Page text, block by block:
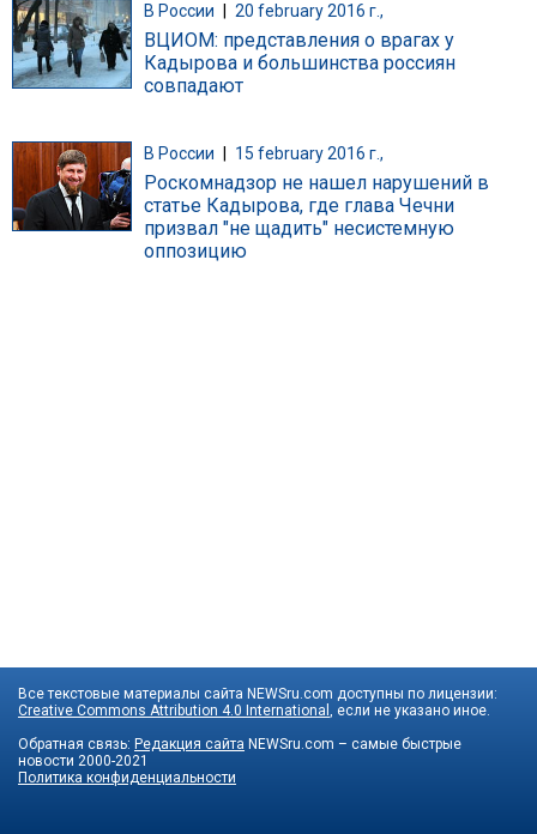
В России 20 february 2016 г.,
ВЦИОМ: представления о врагах у
Кадырова и большинства россиян
совпадают
В России 15 february 2016 г.,
Роскомнадзор не нашел нарушений в
статье Кадырова, где глава Чечни
призвал "не щадить" несистемную
оппозицию
Все текстовые материалы сайта NEWSru.com доступны по лицензии:
Creative Commons Attribution 4.0 International
, если не указано иное.
Обратная связь: Редакция сайта NEWSru.com – самые быстрые
новости 2000-2021
Политика конфиденциальности